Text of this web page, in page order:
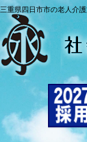
三重県四日市市の老人介